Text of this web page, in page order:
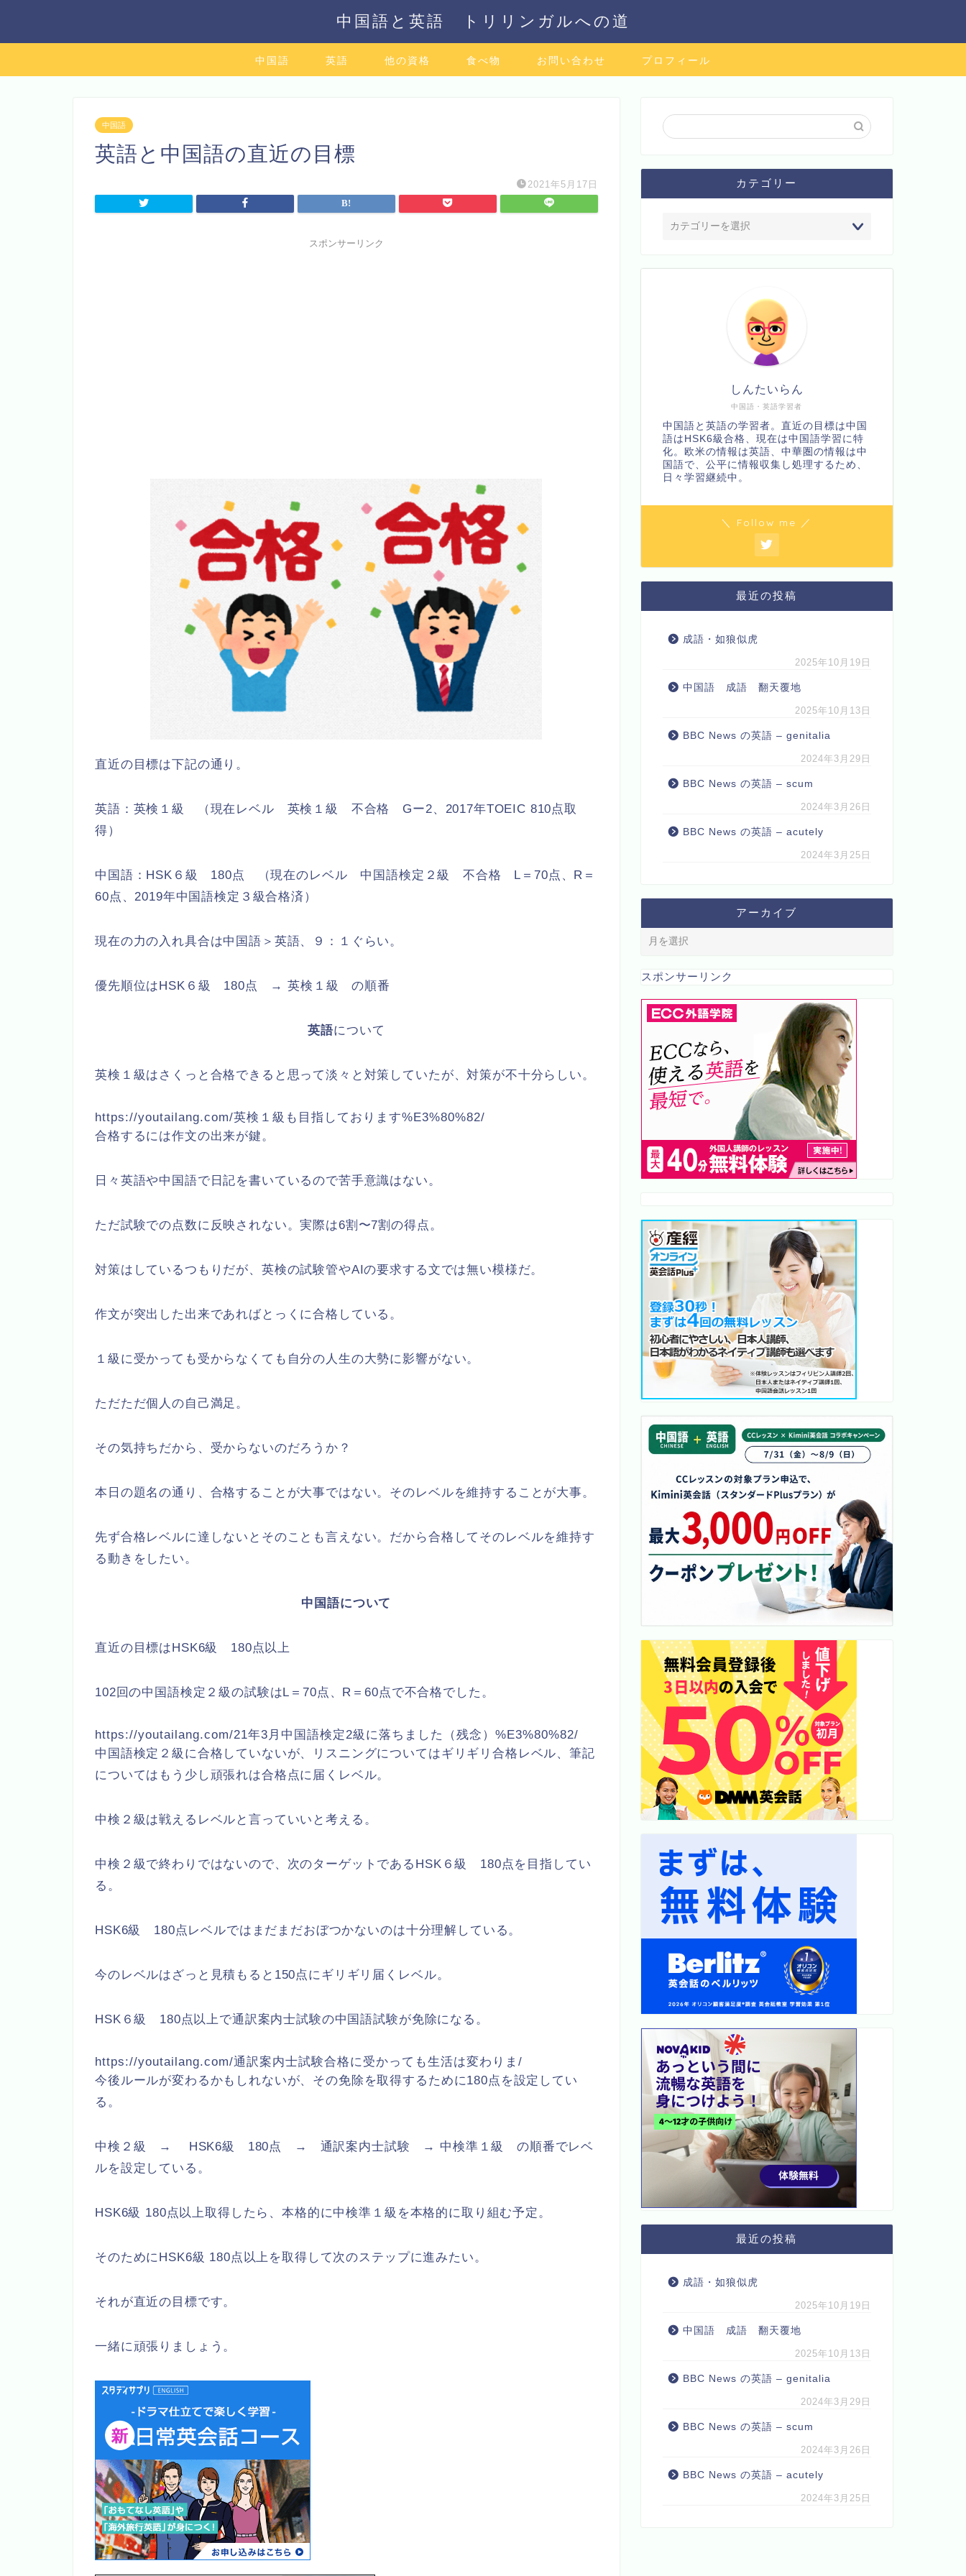
中国語と英語 トリリンガルへの道
中国語 英語 他の資格 食べ物 お問い合わせ プロフィール
中国語
英語と中国語の直近の目標
2021年5月17日
スポンサーリンク
直近の目標は下記の通り。
英語：英検１級 （現在レベル 英検１級 不合格 Gー2、2017年TOEIC 810点取
得）
中国語：HSK６級 180点 （現在のレベル 中国語検定２級 不合格 L＝70点、R＝
60点、2019年中国語検定３級合格済）
現在の力の入れ具合は中国語＞英語、９：１ぐらい。
優先順位はHSK６級 180点 → 英検１級 の順番
英語について
英検１級はさくっと合格できると思って淡々と対策していたが、対策が不十分らしい。
https://youtailang.com/英検１級も目指しております%E3%80%82/
合格するには作文の出来が鍵。
日々英語や中国語で日記を書いているので苦手意識はない。
ただ試験での点数に反映されない。実際は6割〜7割の得点。
対策はしているつもりだが、英検の試験管やAIの要求する文では無い模様だ。
作文が突出した出来であればとっくに合格している。
１級に受かっても受からなくても自分の人生の大勢に影響がない。
ただただ個人の自己満足。
その気持ちだから、受からないのだろうか？
本日の題名の通り、合格することが大事ではない。そのレベルを維持することが大事。
先ず合格レベルに達しないとそのことも言えない。だから合格してそのレベルを維持す
る動きをしたい。
中国語について
直近の目標はHSK6級 180点以上
102回の中国語検定２級の試験はL＝70点、R＝60点で不合格でした。
https://youtailang.com/21年3月中国語検定2級に落ちました（残念）%E3%80%82/
中国語検定２級に合格していないが、リスニングについてはギリギリ合格レベル、筆記
についてはもう少し頑張れは合格点に届くレベル。
中検２級は戦えるレベルと言っていいと考える。
中検２級で終わりではないので、次のターゲットであるHSK６級 180点を目指してい
る。
HSK6級 180点レベルではまだまだおぼつかないのは十分理解している。
今のレベルはざっと見積もると150点にギリギリ届くレベル。
HSK６級 180点以上で通訳案内士試験の中国語試験が免除になる。
https://youtailang.com/通訳案内士試験合格に受かっても生活は変わりま/
今後ルールが変わるかもしれないが、その免除を取得するために180点を設定してい
る。
中検２級 → HSK6級 180点 → 通訳案内士試験 → 中検準１級 の順番でレベ
ルを設定している。
HSK6級 180点以上取得したら、本格的に中検準１級を本格的に取り組む予定。
そのためにHSK6級 180点以上を取得して次のステップに進みたい。
それが直近の目標です。
一緒に頑張りましょう。
カテゴリー
中国語・英語学習者
しんたいらん
中国語と英語の学習者。直近の目標は中国
語はHSK6級合格、現在は中国語学習に特
化。欧米の情報は英語、中華圏の情報は中
国語で、公平に情報収集し処理するため、
日々学習継続中。
＼ Follow me ／
最近の投稿
成語・如狼似虎
2025年10月19日
中国語 成語 翻天覆地
2025年10月13日
BBC News の英語 – genitalia
2024年3月29日
BBC News の英語 – scum
2024年3月26日
BBC News の英語 – acutely
2024年3月25日
アーカイブ
スポンサーリンク
最近の投稿
成語・如狼似虎
2025年10月19日
中国語 成語 翻天覆地
2025年10月13日
BBC News の英語 – genitalia
2024年3月29日
BBC News の英語 – scum
2024年3月26日
BBC News の英語 – acutely
2024年3月25日